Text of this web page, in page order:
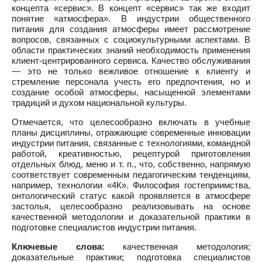
концепта «сервис». В концепт «сервис» так же входит
понятие «атмосфера». В индустрии общественного
питания для создания атмосферы имеет рассмотрение
вопросов, связанных с социокультурными аспектами. В
области практических знаний необходимость применения
клиент-центрированного сервиса. Качество обслуживания
— это не только вежливое отношение к клиенту и
стремление персонала учесть его предпочтения, но и
создание особой атмосферы, насыщенной элементами
традиций и духом национальной культуры.
Отмечается, что целесообразно включать в учебные
планы дисциплины, отражающие современные инновации
индустрии питания, связанные с технологиями, командной
работой, креативностью, рецептурой приготовления
отдельных блюд, меню и т. п., что, собственно, напрямую
соответствует современным педагогическим тенденциям,
например, технологии «4К». Философия гостеприимства,
онтологический статус какой проявляется в атмосфере
застолья, целесообразно реализовывать на основе
качественной методологии и доказательной практики в
подготовке специалистов индустрии питания.
Ключевые слова: качественная методология;
доказательные практики; подготовка специалистов